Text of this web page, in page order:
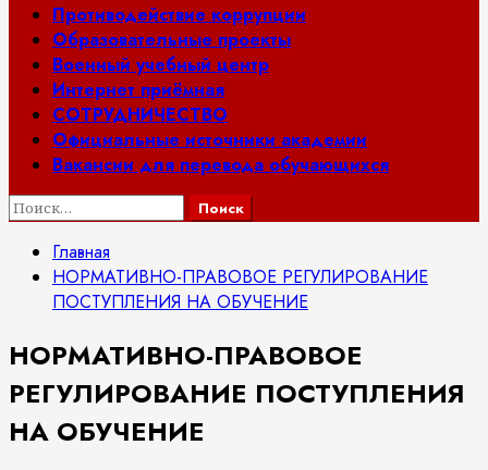
Противодействие коррупции
Образовательные проекты
Военный учебный центр
Интернет приёмная
СОТРУДНИЧЕСТВО
Официальные источники академии
Вакансии для перевода обучающихся
Найти:
Главная
НОРМАТИВНО-ПРАВОВОЕ РЕГУЛИРОВАНИЕ
ПОСТУПЛЕНИЯ НА ОБУЧЕНИЕ
НОРМАТИВНО-ПРАВОВОЕ
РЕГУЛИРОВАНИЕ ПОСТУПЛЕНИЯ
НА ОБУЧЕНИЕ